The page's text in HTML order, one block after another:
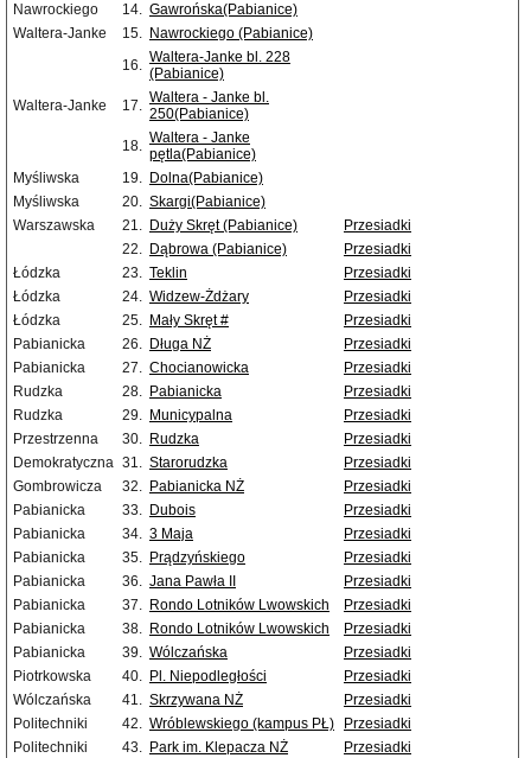
Nawrockiego
14. Gawrońska(Pabianice)
Waltera-Janke
15. Nawrockiego (Pabianice)
16. Waltera-Janke bl. 228
(Pabianice)
Waltera-Janke
17. Waltera - Janke bl.
250(Pabianice)
18. Waltera - Janke
pętla(Pabianice)
Myśliwska
19. Dolna(Pabianice)
Myśliwska
20. Skargi(Pabianice)
Warszawska
21. Duży Skręt (Pabianice)
Przesiadki
22. Dąbrowa (Pabianice)
Przesiadki
Łódzka
23. Teklin
Przesiadki
Łódzka
24. Widzew-Żdżary
Przesiadki
Łódzka
25. Mały Skręt #
Przesiadki
Pabianicka
26. Długa NŻ
Przesiadki
Pabianicka
27. Chocianowicka
Przesiadki
Rudzka
28. Pabianicka
Przesiadki
Rudzka
29. Municypalna
Przesiadki
Przestrzenna
30. Rudzka
Przesiadki
Demokratyczna 31. Starorudzka
Przesiadki
Gombrowicza
32. Pabianicka NŻ
Przesiadki
Pabianicka
33. Dubois
Przesiadki
Pabianicka
34. 3 Maja
Przesiadki
Pabianicka
35. Prądzyńskiego
Przesiadki
Pabianicka
36. Jana Pawła II
Przesiadki
Pabianicka
37. Rondo Lotników Lwowskich
Przesiadki
Pabianicka
38. Rondo Lotników Lwowskich
Przesiadki
Pabianicka
39. Wólczańska
Przesiadki
Piotrkowska
40. Pl. Niepodległości
Przesiadki
Wólczańska
41. Skrzywana NŻ
Przesiadki
Politechniki
42. Wróblewskiego (kampus PŁ)
Przesiadki
Politechniki
43. Park im. Klepacza NŻ
Przesiadki